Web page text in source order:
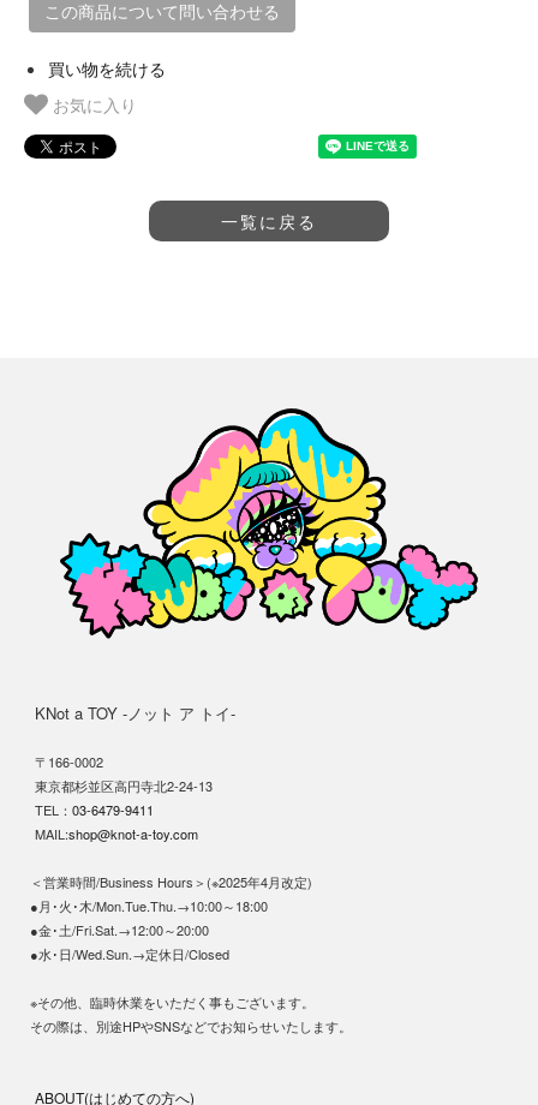
この商品について問い合わせる
買い物を続ける
お気に入り
一覧に戻る
KNot a TOY -ノット ア トイ-
〒166-0002
東京都杉並区高円寺北2-24-13
TEL： 03-6479-9411
MAIL:shop@knot-a-toy.com
＜営業時間/Business Hours＞(※2025年4月改定)
●月･火･木/Mon.Tue.Thu.→10:00～18:00
●金･土/Fri.Sat.→12:00～20:00
●水･日/Wed.Sun.→定休日/Closed
※その他、臨時休業をいただく事もございます。
その際は、別途HPやSNSなどでお知らせいたします。
ABOUT(はじめての方へ)